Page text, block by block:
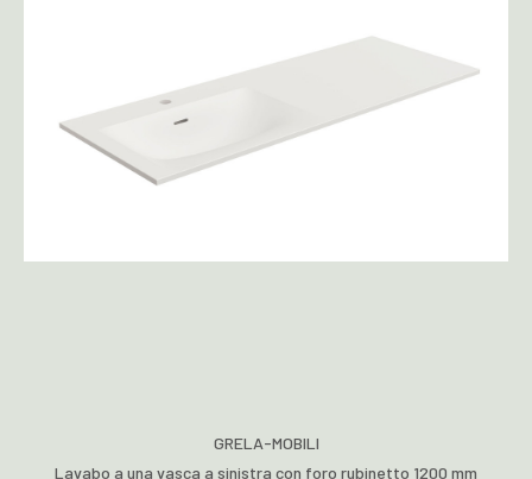
GRELA-MOBILI
Lavabo a una vasca a sinistra con foro rubinetto 1200 mm